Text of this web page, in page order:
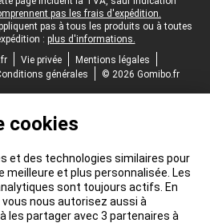
pas les frais d'expédition.
pas à tous les produits ou à toutes
: plus d'informations.
Vie privée
Mentions légales
générales © 2026 Gomibo.fr
cookies
et des technologies similaires pour
meilleure et plus personnalisée. Les
sont toujours actifs. En
nous autorisez aussi à
les partager avec 3 partenaires à